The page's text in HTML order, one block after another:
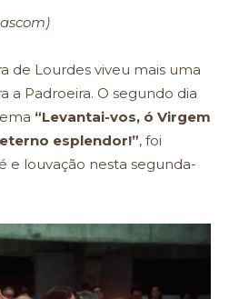
de Lourdes viveu mais uma
a Padroeira. O segundo dia
“Levantai-vos, ó Virgem
esplendor!”, foi
e louvação nesta segunda-